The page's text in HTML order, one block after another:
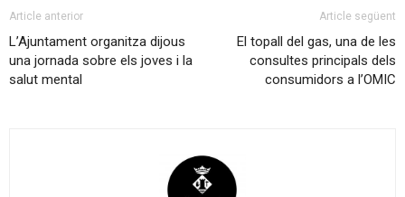
Article anterior
L’Ajuntament organitza dijous
una jornada sobre els joves i la
salut mental
Article següent
El topall del gas, una de les
consultes principals dels
consumidors a l’OMIC